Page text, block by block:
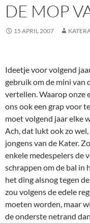
DE MOP
15 APRIL 2007
Ideetje voor volgend
gebruik om de mini van
vertellen. Waarop onze
ons ook een grap voor
moet volgend jaar elke
Ach, dat lukt ook zo
jongens van de Kater.
enkele medespelers de
schrappen om de bal in
het ding alsnog tegen
zou volgens de edele
moeten worden, maar
de onderste netrand